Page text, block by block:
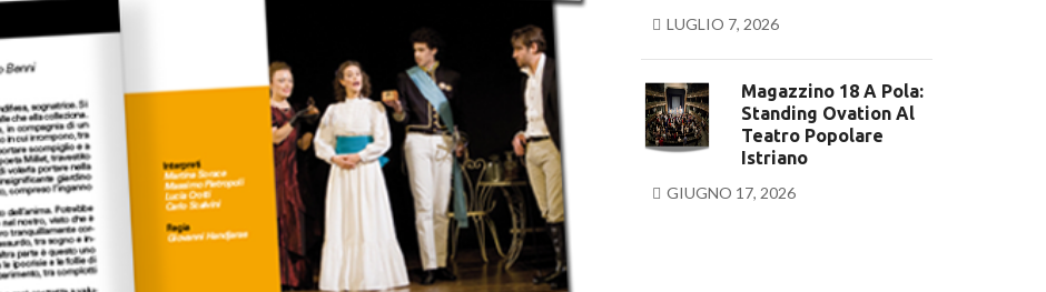
LUGLIO 7, 2026
Magazzino 18 A Pola:
Standing Ovation Al
Teatro Popolare
Istriano
GIUGNO 17, 2026